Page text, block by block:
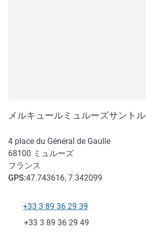
メルキュールミュルーズサントル
4 place du Général de Gaulle
68100 ミュルーズ
フランス
GPS:47.743616, 7.342099
電話番号
+33 3 89 36 29 39
ファックス
+33 3 89 36 29 49